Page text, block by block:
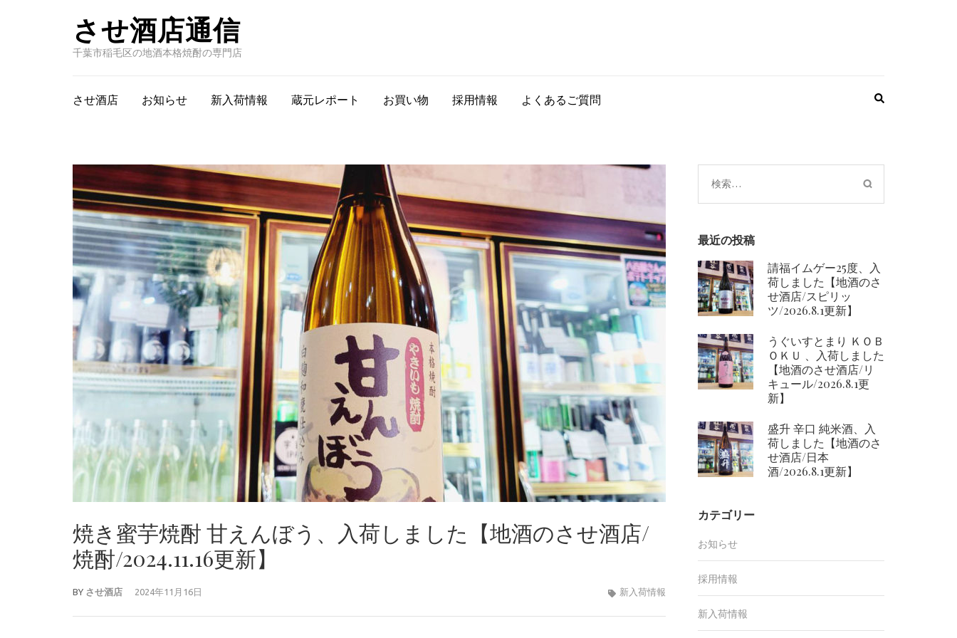
させ酒店通信
千葉市稲毛区の地酒本格焼酎の専門店
させ酒店 お知らせ 新入荷情報 蔵元レポート お買い物 採用情報 よくあるご質問
焼き蜜芋焼酎 甘えんぼう、入荷しました【地酒のさせ酒店/
焼酎/2024.11.16更新】
BY させ酒店 2024年11月16日 新入荷情報
検
索:
最近の投稿
請福イムゲー25度、入
荷しました【地酒のさ
せ酒店/スピリッ
ツ/2026.8.1更新】
うぐいすとまり ＫＯＢ
ＯＫＵ 、入荷しました
【地酒のさせ酒店/リ
キュール/2026.8.1更
新】
盛升 辛口 純米酒、入
荷しました【地酒のさ
せ酒店/日本
酒/2026.8.1更新】
カテゴリー
お知らせ
採用情報
新入荷情報